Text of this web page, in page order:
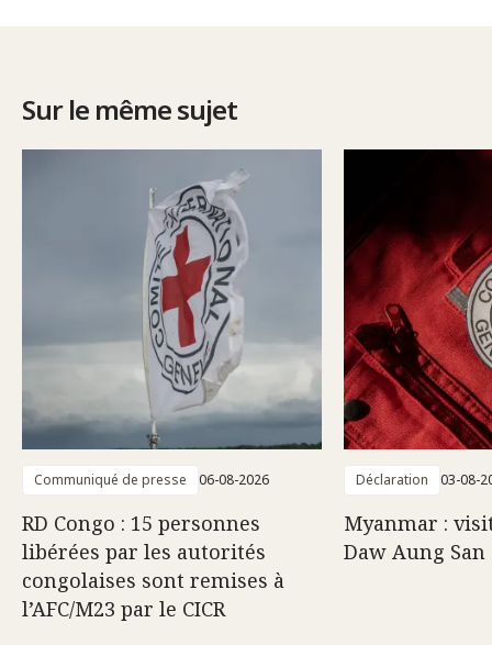
Sur le même sujet
Communiqué de presse 06-08-2026
RD Congo : 15 personnes
libérées par les autorités
congolaises sont remises à
l’AFC/M23 par le CICR
Déclaration 03-08-
Myanmar :
Daw Aung San